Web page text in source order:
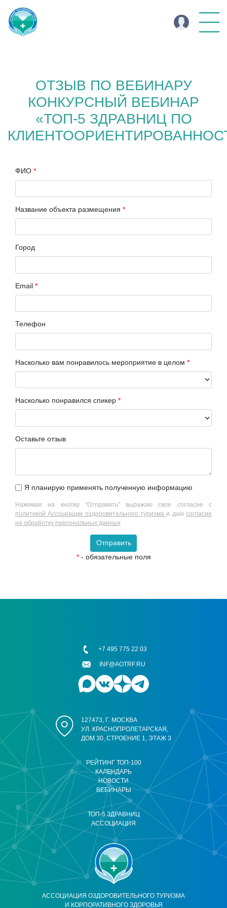
ОТЗЫВ ПО ВЕБИНАРУ
КОНКУРСНЫЙ ВЕБИНАР
«ТОП-5 ЗДРАВНИЦ ПО
ФИО *
Название объекта размещения *
Город
Email *
Телефон
Насколько вам понравилось мероприятие в целом *
Насколько понравился спикер *
Оставьте отзыв
Я планирую применять полученную информацию
Нажимая на кнопку "Отправить" выражаю свое согласие с
политикой Ассоциации оздоровительного туризма и даюсогласие
на обработку персональных данных
Отправить
*- обязательные поля
АССОЦИАЦИЯ ОЗДОРОВИТЕЛЬНОГО ТУРИЗМА
И КОРПОРАТИВНОГО ЗДОРОВЬЯ
РЕЙТИНГ ТОП-100
КАЛЕНДАРЬ
НОВОСТИ
ВЕБИНАРЫ
ТОП-5 ЗДРАВНИЦ
АССОЦИАЦИЯ
127473, Г. МОСКВА
УЛ. КРАСНОПРОЛЕТАРСКАЯ,
ДОМ 30, СТРОЕНИЕ 1, ЭТАЖ 3
+7 495 775 22 03
INF@AOTRF.RU